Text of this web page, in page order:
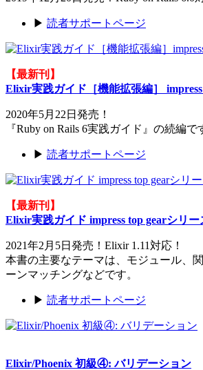
▶ 読者サポートページ
【最新刊】
Elixir実践ガイド［機能拡張編］
2020年5月22日発売！
『Ruby on Rails 6実践ガイド』の続編で
▶ 読者サポートページ
【最新刊】
Elixir実践ガイド impress top gearシリー
2021年2月5日発売！Elixir 1.11対応！
本書の主要なテーマは、モジュール、
ーンマッチングなどです。
▶ 読者サポートページ
Elixir/Phoenix 初級④: バリデーション